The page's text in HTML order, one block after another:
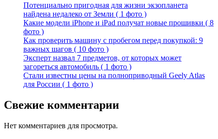
Потенциально пригодная для жизни экзопланета
найдена недалеко от Земли ( 1 фото )
Какие модели iPhone и iPad получат новые прошивки ( 8
фото )
Как проверить машину с пробегом перед покупкой: 9
важных шагов ( 10 фото )
Эксперт назвал 7 предметов, от которых может
загореться автомобиль ( 1 фото )
Стали известны цены на полноприводный Geely Atlas
для России ( 1 фото )
Свежие комментарии
Нет комментариев для просмотра.